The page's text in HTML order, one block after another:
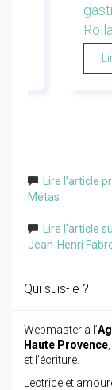
Lire l'article
Métas
Lire l'article
Jean-Henri
Qui suis-je ?
Webmaster à l’
Haute Provence
et l’écriture.
Lectrice et